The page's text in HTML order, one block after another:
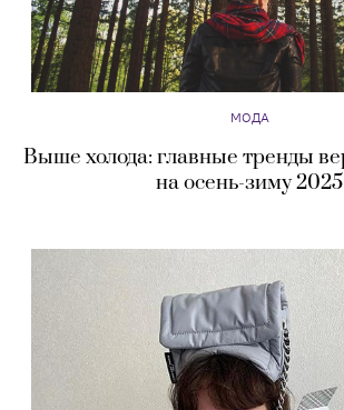
МОДА
Выше холода: главные тренды
на осень-зиму 2025